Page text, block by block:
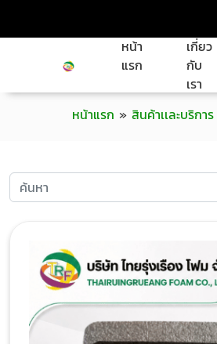
หน้า
แรก
เกี่ยว
กับ
เรา
หน้าแรก » สินค้าเเละบริการ